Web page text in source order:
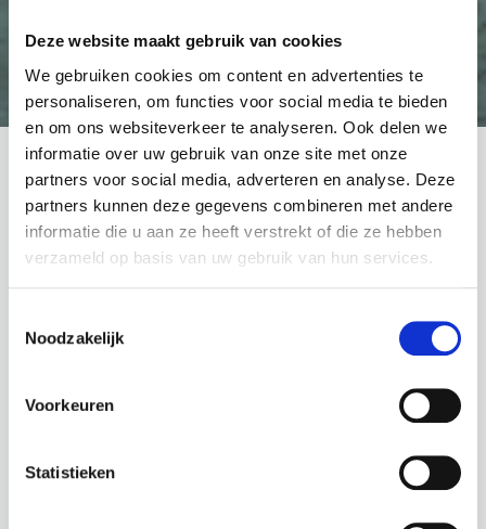
Deze website maakt gebruik van cookies
We gebruiken cookies om content en advertenties te
personaliseren, om functies voor social media te bieden
en om ons websiteverkeer te analyseren. Ook delen we
informatie over uw gebruik van onze site met onze
partners voor social media, adverteren en analyse. Deze
partners kunnen deze gegevens combineren met andere
informatie die u aan ze heeft verstrekt of die ze hebben
verzameld op basis van uw gebruik van hun services.
Noodzakelijk
Voorkeuren
Statistieken
Terug naar overzicht
De zomerperiode kan voor veel mensen naast
een leuke periode, ook een stressperiode zijn.
schoolvakanties en de stress op werk om alles
op tijd af te ronden. Vooral dit laatste is iets
waar we graag op inzoomen, want ook hierbij
zien we verschillen in generaties (sidenote: